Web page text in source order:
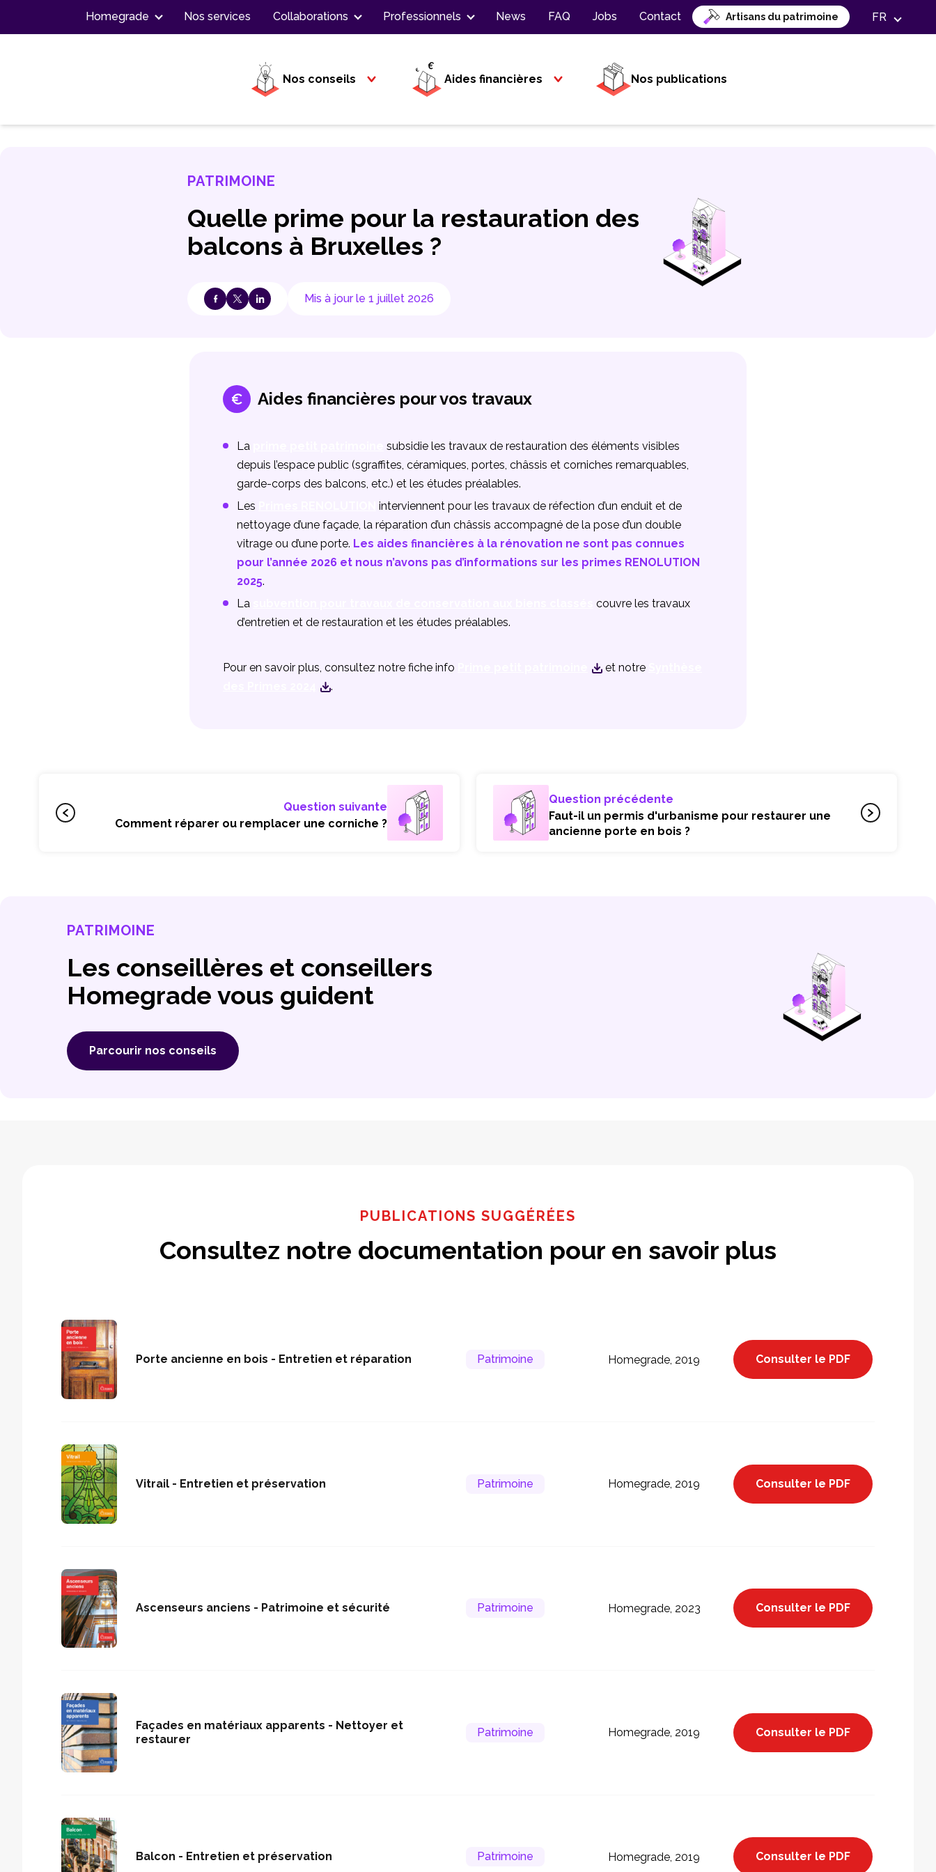
Homegrade Nos services Collaborations Professionnels News FAQ Jobs Contact Artisans du patrimoine FR
Nos conseils Aides financières Nos publications
PATRIMOINE
Quelle prime pour la restauration des
balcons à Bruxelles ?
Mis à jour le 1 juillet 2026
Aides financières pour vos travaux
La
subsidie les travaux de restauration des éléments visibles
depuis l’espace public (sgraffites, céramiques, portes, châssis et corniches remarquables,
garde-corps des balcons, etc.) et les études préalables.
Les
interviennent pour les travaux de réfection d’un enduit et de
nettoyage d’une façade, la réparation d’un châssis accompagné de la pose d’un double
vitrage ou d’une porte. Les aides financières à la rénovation ne sont pas connues
pour l’année 2026 et nous n’avons pas d’informations sur les primes RENOLUTION
2025.
La
couvre les travaux
d’entretien et de restauration et les études préalables.
Pour en savoir plus, consultez notre fiche info et notre
.
Question suivante
Comment réparer ou remplacer une corniche ?
Question précédente
Faut-il un permis d'urbanisme pour restaurer une
ancienne porte en bois ?
PATRIMOINE
Les conseillères et conseillers
Homegrade vous guident
Parcourir nos conseils
PUBLICATIONS SUGGÉRÉES
Consultez notre documentation pour en savoir plus
Porte ancienne en bois - Entretien et réparation Patrimoine Homegrade, 2019 Consulter le PDF
Vitrail - Entretien et préservation Patrimoine Homegrade, 2019 Consulter le PDF
Ascenseurs anciens - Patrimoine et sécurité Patrimoine Homegrade, 2023 Consulter le PDF
Façades en matériaux apparents - Nettoyer et
restaurer
Patrimoine Homegrade, 2019 Consulter le PDF
Balcon - Entretien et préservation Patrimoine Homegrade, 2019 Consulter le PDF